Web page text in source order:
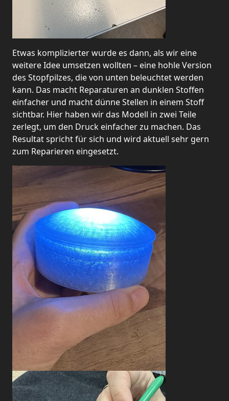
Etwas komplizierter wurde es dann, als wir eine
weitere Idee umsetzen wollten – eine hohle Version
des Stopfpilzes, die von unten beleuchtet werden
kann. Das macht Reparaturen an dunklen Stoffen
einfacher und macht dünne Stellen in einem Stoff
sichtbar. Hier haben wir das Modell in zwei Teile
zerlegt, um den Druck einfacher zu machen. Das
Resultat spricht für sich und wird aktuell sehr gern
zum Reparieren eingesetzt.